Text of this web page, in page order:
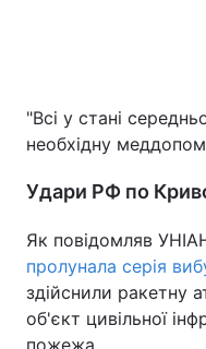
"Всі у стані
необхідну
Удари РФ по
Як повідомляв
пролунала серія
здійснили ракетну
об'єкт цивільної
пожежа.